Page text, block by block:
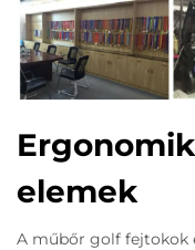
elemek
A műbőr golf fejtokok